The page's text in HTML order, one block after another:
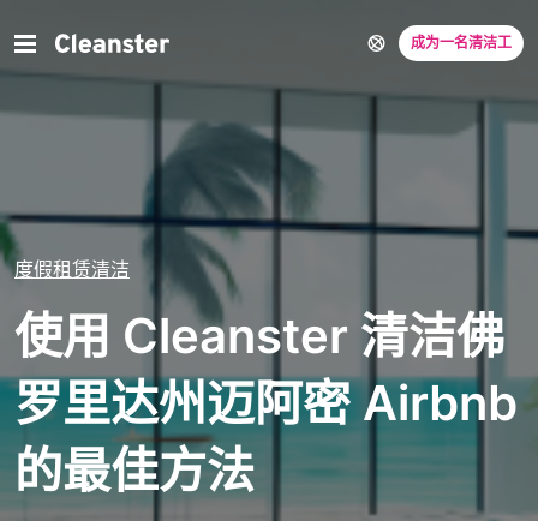
成为一名清洁工
度假租赁清洁
使用 Cleanster 清洁佛
罗里达州迈阿密 Airbnb
的最佳方法